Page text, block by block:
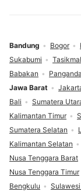
Jawa Barat
Bali
Sumatera
Kalimantan Timur
Sumatera Selatan
Kalimantan Selatan
Nusa Tenggara Barat
Nusa Tenggara Timur
Bengkulu
Bandung Bogor
Sukabumi
Babakan